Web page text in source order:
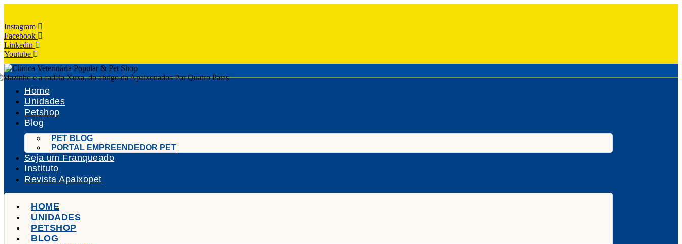
Instagram
Facebook
Linkedin
Youtube
Home
Unidades
Petshop
Blog
PET BLOG
PORTAL EMPREENDEDOR PET
Seja um Franqueado
Instituto
Revista Apaixopet
HOME
UNIDADES
PETSHOP
BLOG